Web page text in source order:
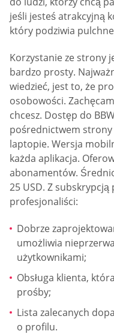
jeśli jesteś atrakcyjną
który podziwia
Korzystanie ze strony
bardzo prosty.
wiedzieć, jest to, że
osobowości.
chcesz. Dostęp do
pośrednictwem
laptopie. Wersja
każda aplikacja.
abonamentów.
25 USD. Z
profesjonaliści:
Dobrze
umożliwia
użytkownikami;
Obsługa klienta,
prośby;
Lista zalecanych
o profilu.